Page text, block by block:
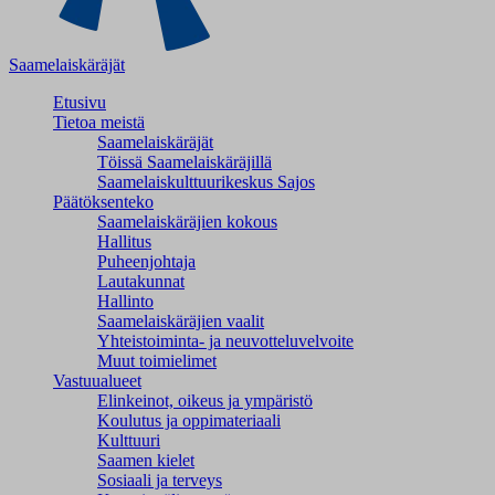
Saamelaiskäräjät
Etusivu
Tietoa meistä
Saamelaiskäräjät
Töissä Saamelaiskäräjillä
Saamelaiskulttuuri­keskus Sajos
Päätöksenteko
Saamelaiskäräjien kokous
Hallitus
Puheenjohtaja
Lautakunnat
Hallinto
Saamelaiskäräjien vaalit
Yhteistoiminta- ja neuvotteluvelvoite
Muut toimielimet
Vastuualueet
Elinkeinot, oikeus ja ympäristö
Koulutus ja oppimateriaali
Kulttuuri
Saamen kielet
Sosiaali ja terveys